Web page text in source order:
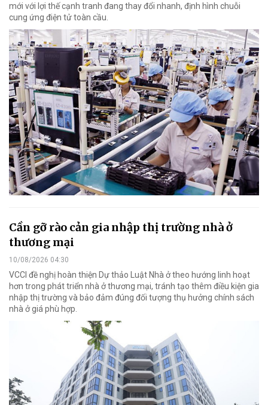
mới với lợi thế cạnh tranh đang thay đổi nhanh, định hình chuỗi
cung ứng điện tử toàn cầu.
Cần gỡ rào cản gia nhập thị trường nhà ở
thương mại
10/08/2026 04:30
VCCI đề nghị hoàn thiện Dự thảo Luật Nhà ở theo hướng linh hoạt
hơn trong phát triển nhà ở thương mại, tránh tạo thêm điều kiện gia
nhập thị trường và bảo đảm đúng đối tượng thụ hưởng chính sách
nhà ở giá phù hợp.